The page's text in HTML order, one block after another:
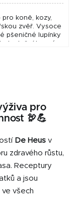
pro koně, kozy,
zvěř. Vysoce
pšeničné lupínky
doplnění krmné
pro
🦃💪
De Heus v
zdravého růstu,
Receptury
a jsou
všech